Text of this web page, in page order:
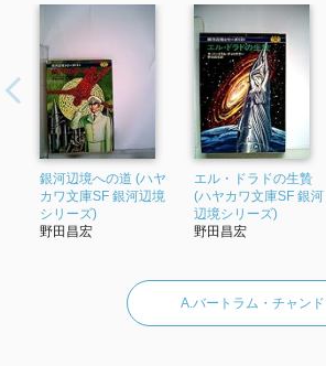
銀河辺境への道 (ハヤ
カワ文庫SF 銀河辺境
シリーズ)
野田昌宏
エル・ドラドの生贄
(ハヤカワ文庫SF 銀河
辺境シリーズ)
野田昌宏
A.バートラム・チャン